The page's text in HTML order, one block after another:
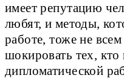
имеет репутацию
любят, и методы,
работе, тоже не
шокировать тех,
дипломатической